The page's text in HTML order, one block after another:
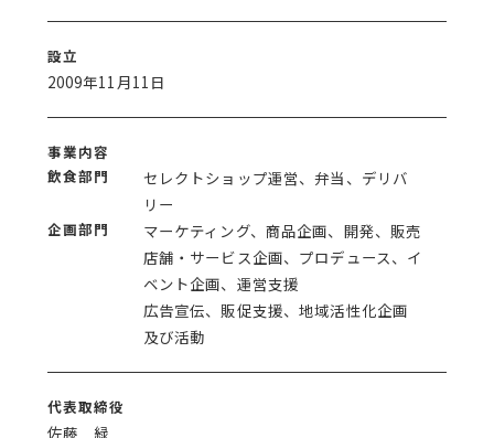
設立
2009年11月11日
事業内容
飲食部門
セレクトショップ運営、弁当、デリバ
リー
企画部門
マーケティング、商品企画、開発、販売
店舗・サービス企画、プロデュース、イ
ベント企画、運営支援
広告宣伝、販促支援、地域活性化企画
及び活動
代表取締役
佐藤 緑